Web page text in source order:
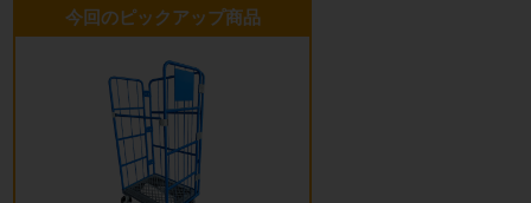
今回のピックアップ商品